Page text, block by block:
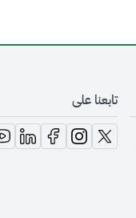
تابعنا على
opens in new window
opens in new window
in new window